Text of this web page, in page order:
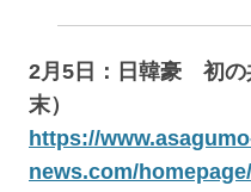
2月5日：日韓豪 初の
末）
https://
news.com/